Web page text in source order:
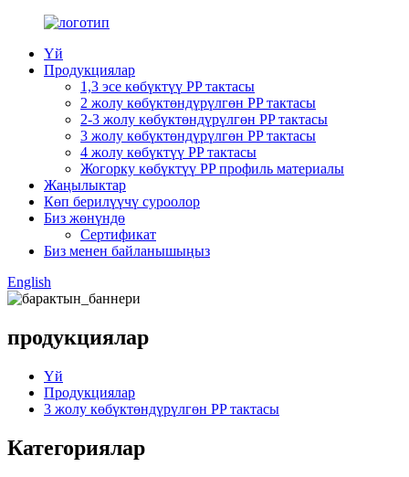
Үй
Продукциялар
1,3 эсе көбүктүү PP тактасы
2 жолу көбүктөндүрүлгөн PP тактасы
2-3 жолу көбүктөндүрүлгөн PP тактасы
3 жолу көбүктөндүрүлгөн PP тактасы
4 жолу көбүктүү PP тактасы
Жогорку көбүктүү PP профиль материалы
Жаңылыктар
Көп берилүүчү суроолор
Биз жөнүндө
Сертификат
Биз менен байланышыңыз
English
продукциялар
Үй
Продукциялар
3 жолу көбүктөндүрүлгөн PP тактасы
Категориялар